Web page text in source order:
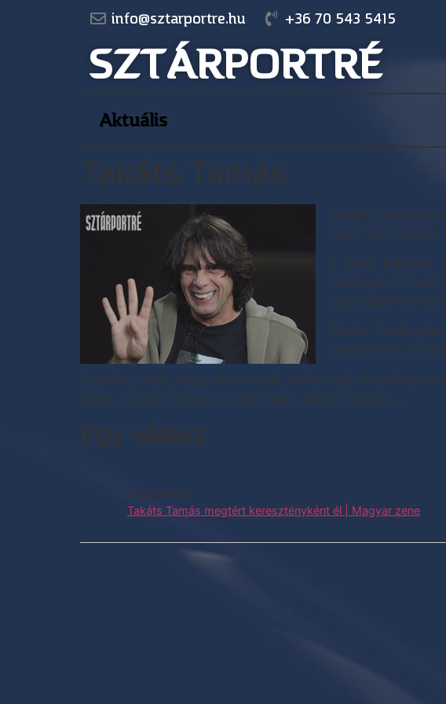
info@sztarportre.hu +36 70 543 5415
SZTÁRPORTRÉ
Aktuális
Takáts Tamás
Takáts Tamás jó
ezzel nem szoktak
A pénz kapcsán
másoknak, az
hogy túlzottan
Takáts Tamás
zenekarral is, és
A zenész lehet, hogy nem viccelt, amikor azt részletezte
akkor 4 tyúkot kérek, ha a Karthago, akkor 5 tyúkot…
Egy válasz
Visszajelzés:
Takáts Tamás megtért keresztényként él | Magyar zene